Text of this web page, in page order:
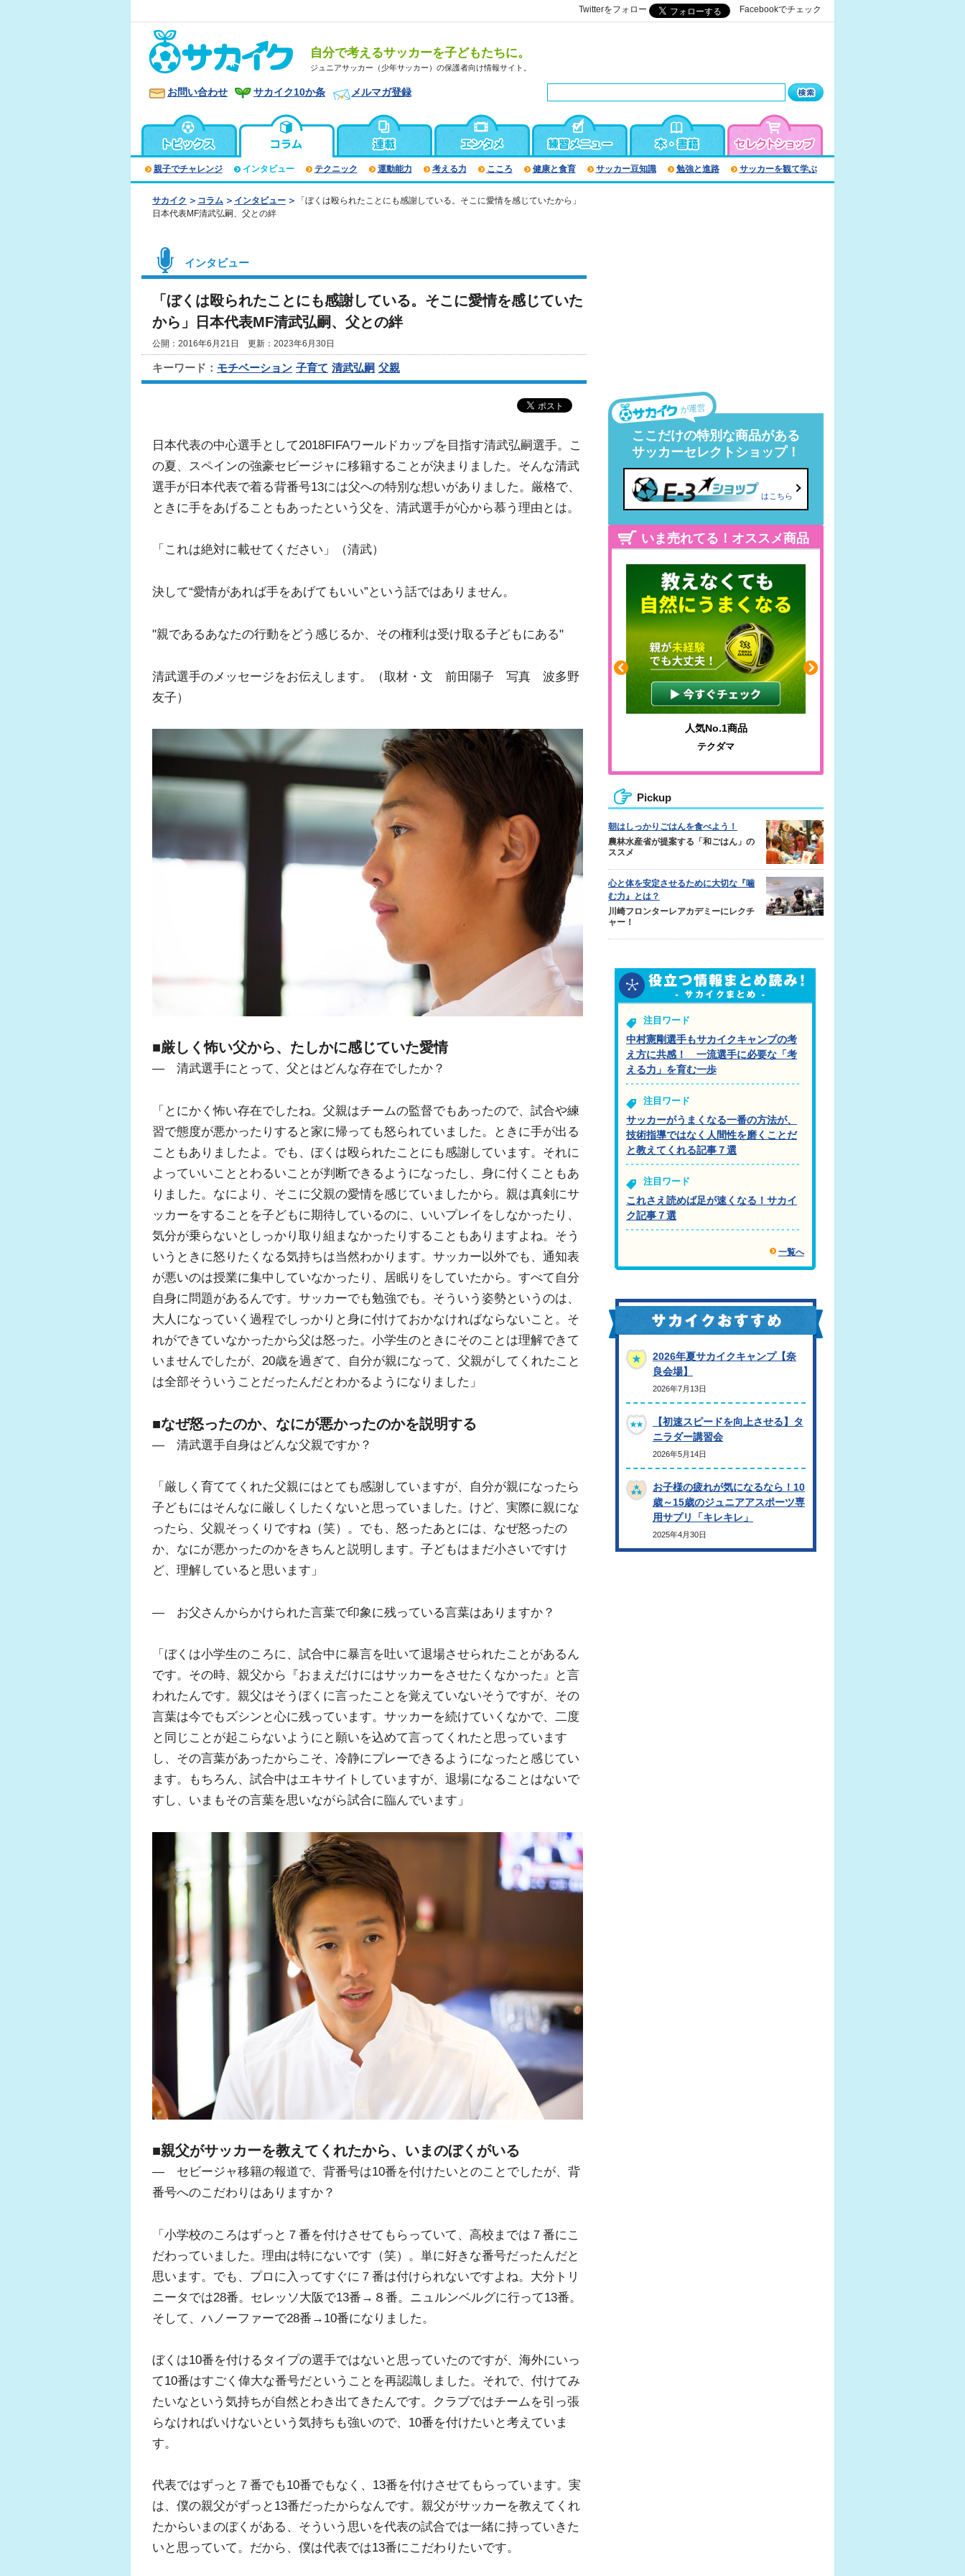
Twitterをフォロー Facebookでチェック
自分で考えるサッカーを子どもたちに。
ジュニアサッカー（少年サッカー）の保護者向け情報サイト。
お問い合わせ サカイク10か条 メルマガ登録
親子でチャレンジ インタビュー テクニック 運動能力 考える力 こころ 健康と食育 サッカー豆知識 勉強と進路 サッカーを観て学ぶ
サカイク コラム インタビュー
「ぼくは殴られたことにも感謝している。そこに愛情を感じていたから」
日本代表MF清武弘嗣、父との絆
インタビュー
「ぼくは殴られたことにも感謝している。そこに愛情を感じていた
から」日本代表MF清武弘嗣、父との絆
公開：2016年6月21日 更新：2023年6月30日
キーワード： モチベーション 子育て 清武弘嗣 父親
日本代表の中心選手として2018FIFAワールドカップを目指す清武弘嗣選手。こ
の夏、スペインの強豪セビージャに移籍することが決まりました。そんな清武
選手が日本代表で着る背番号13には父への特別な想いがありました。厳格で、
ときに手をあげることもあったという父を、清武選手が心から慕う理由とは。
「これは絶対に載せてください」（清武）
決して“愛情があれば手をあげてもいい”という話ではありません。
"親であるあなたの行動をどう感じるか、その権利は受け取る子どもにある"
清武選手のメッセージをお伝えします。（取材・文 前田陽子 写真 波多野
友子）
■厳しく怖い父から、たしかに感じていた愛情
― 清武選手にとって、父とはどんな存在でしたか？
「とにかく怖い存在でしたね。父親はチームの監督でもあったので、試合や練
習で態度が悪かったりすると家に帰っても怒られていました。ときに手が出る
こともありましたよ。でも、ぼくは殴られたことにも感謝しています。それに
よっていいこととわるいことが判断できるようになったし、身に付くこともあ
りました。なにより、そこに父親の愛情を感じていましたから。親は真剣にサ
ッカーをすることを子どもに期待しているのに、いいプレイをしなかったり、
気分が乗らないとしっかり取り組まなかったりすることもありますよね。そう
いうときに怒りたくなる気持ちは当然わかります。サッカー以外でも、通知表
が悪いのは授業に集中していなかったり、居眠りをしていたから。すべて自分
自身に問題があるんです。サッカーでも勉強でも。そういう姿勢というのは、
大人になっていく過程でしっかりと身に付けておかなければならないこと。そ
れができていなかったから父は怒った。小学生のときにそのことは理解できて
いませんでしたが、20歳を過ぎて、自分が親になって、父親がしてくれたこと
は全部そういうことだったんだとわかるようになりました」
■なぜ怒ったのか、なにが悪かったのかを説明する
― 清武選手自身はどんな父親ですか？
「厳しく育ててくれた父親にはとても感謝していますが、自分が親になったら
子どもにはそんなに厳しくしたくないと思っていました。けど、実際に親にな
ったら、父親そっくりですね（笑）。でも、怒ったあとには、なぜ怒ったの
か、なにが悪かったのかをきちんと説明します。子どもはまだ小さいですけ
ど、理解していると思います」
― お父さんからかけられた言葉で印象に残っている言葉はありますか？
「ぼくは小学生のころに、試合中に暴言を吐いて退場させられたことがあるん
です。その時、親父から『おまえだけにはサッカーをさせたくなかった』と言
われたんです。親父はそうぼくに言ったことを覚えていないそうですが、その
言葉は今でもズシンと心に残っています。サッカーを続けていくなかで、二度
と同じことが起こらないようにと願いを込めて言ってくれたと思っています
し、その言葉があったからこそ、冷静にプレーできるようになったと感じてい
ます。もちろん、試合中はエキサイトしていますが、退場になることはないで
すし、いまもその言葉を思いながら試合に臨んでいます」
■親父がサッカーを教えてくれたから、いまのぼくがいる
― セビージャ移籍の報道で、背番号は10番を付けたいとのことでしたが、背
番号へのこだわりはありますか？
「小学校のころはずっと７番を付けさせてもらっていて、高校までは７番にこ
だわっていました。理由は特にないです（笑）。単に好きな番号だったんだと
思います。でも、プロに入ってすぐに７番は付けられないですよね。大分トリ
ニータでは28番。セレッソ大阪で13番→８番。ニュルンベルグに行って13番。
そして、ハノーファーで28番→10番になりました。
ぼくは10番を付けるタイプの選手ではないと思っていたのですが、海外にいっ
て10番はすごく偉大な番号だということを再認識しました。それで、付けてみ
たいなという気持ちが自然とわき出てきたんです。クラブではチームを引っ張
らなければいけないという気持ちも強いので、10番を付けたいと考えていま
す。
代表ではずっと７番でも10番でもなく、13番を付けさせてもらっています。実
は、僕の親父がずっと13番だったからなんです。親父がサッカーを教えてくれ
たからいまのぼくがある、そういう思いを代表の試合では一緒に持っていきた
いと思っていて。だから、僕は代表では13番にこだわりたいです。
が運営
ここだけの特別な商品がある
サッカーセレクトショップ！
はこちら
いま売れてる！オススメ商品
ふくらはぎの張りや疲れに
ジュニアレッグリカバリー
人気No.1商品
テクダマ
Pickup
朝はしっかりごはんを食べよう！
農林水産省が提案する「和ごはん」の
ススメ
心と体を安定させるために大切な『噛
む力』とは？
川崎フロンターレアカデミーにレクチ
ャー！
注目ワード
中村憲剛選手もサカイクキャンプの考
え方に共感！ 一流選手に必要な「考
える力」を育む一歩
注目ワード
サッカーがうまくなる一番の方法が、
技術指導ではなく人間性を磨くことだ
と教えてくれる記事７選
注目ワード
これさえ読めば足が速くなる！サカイ
ク記事７選
一覧へ
2026年夏サカイクキャンプ【奈
良会場】
2026年7月13日
【初速スピードを向上させる】タ
ニラダー講習会
2026年5月14日
お子様の疲れが気になるなら！10
歳～15歳のジュニアアスポーツ専
用サプリ「キレキレ」
2025年4月30日